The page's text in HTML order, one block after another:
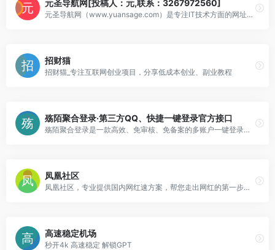
元圣导航网[投稿人：元,联系：3267972560]
元圣导航网（www.yuansage.com）是专注IT技术方面的网址导航。网址类型包括：博客网站，资源网站，IDC网站，论坛网站，支付网站，开发文档，API接
招财猫
招财猫_专注互联网创业项目，分享低成本创业、副业教程
殇陌聚合登录·第三方QQ、快捷一键登录官方接口
殇陌聚合登录是一款高效、免审核、免备案的多账户一键登录系统。我们为您的网站提供一站式的社交媒体登录解决方案，让用户可以方便地使用微信、微博、QQ、百度等多种社交
凤凰社区
凤凰社区，专业提供国内网红速方案，帮您走出网红的第一步，我们提供最专业的售前指导，提供最优质的售后服务，给您一个放心的平台！
高速稳定机场
秒开4k 高速稳定 解锁GPT